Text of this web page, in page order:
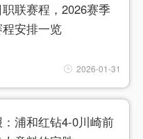
联赛程，2026赛季
安排一览
2026-01-31
浦和红钻4-0川崎前